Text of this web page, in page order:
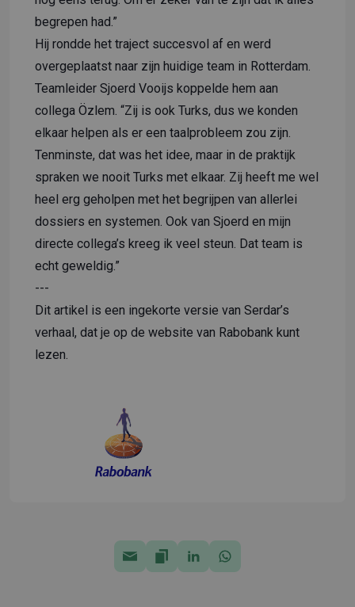
begrepen had.”
Hij rondde het traject succesvol af en werd
overgeplaatst naar zijn huidige team in Rotterdam.
Teamleider Sjoerd Vooijs koppelde hem aan
collega Özlem. “Zij is ook Turks, dus we konden
elkaar helpen als er een taalprobleem zou zijn.
Tenminste, dat was het idee, maar in de praktijk
spraken we nooit Turks met elkaar. Zij heeft me wel
heel erg geholpen met het begrijpen van allerlei
dossiers en systemen. Ook van Sjoerd en mijn
directe collega’s kreeg ik veel steun. Dat team is
echt geweldig.”
---
Dit artikel is een ingekorte versie van Serdar’s
verhaal, dat je op de website van Rabobank kunt
lezen.